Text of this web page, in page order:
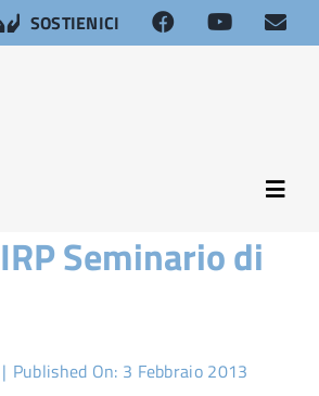
SOSTIENICI
Seminario di
| Published On: 3 Febbraio 2013